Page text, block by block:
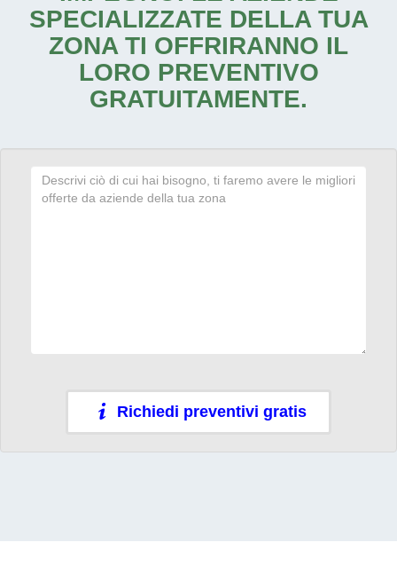
SPECIALIZZATE DELLA TUA
ZONA TI OFFRIRANNO IL
LORO PREVENTIVO
GRATUITAMENTE.
Richiedi preventivi gratis